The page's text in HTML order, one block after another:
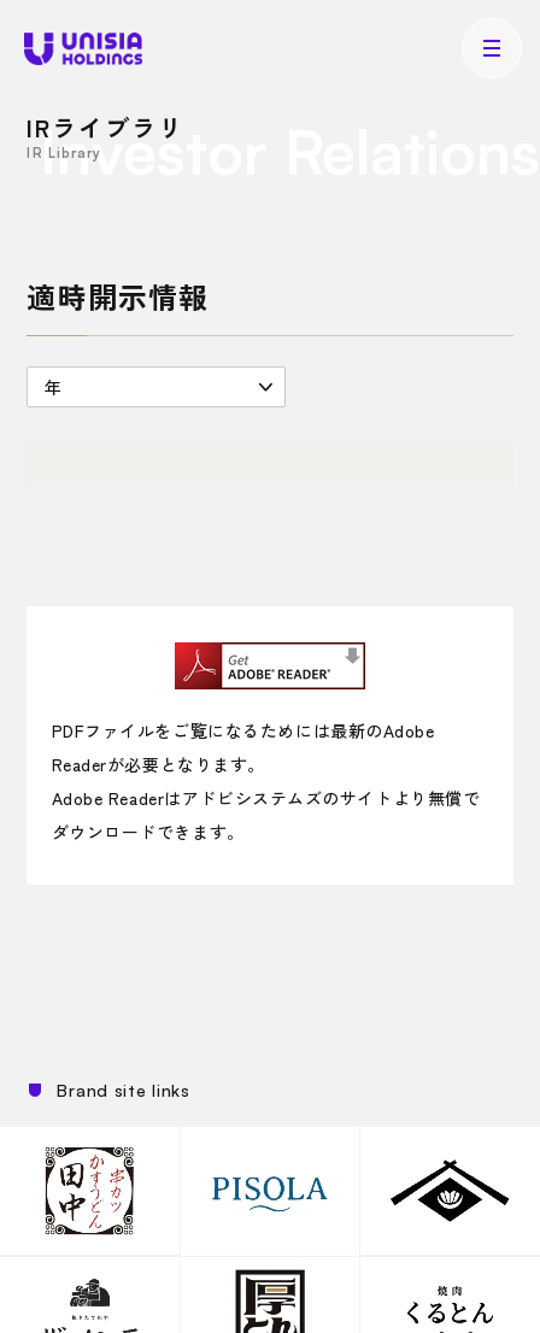
IRライブラリ
IR Library
Investor Relations
適時開示情報
PDFファイルをご覧になるためには最新のAdobe
Readerが必要となります。
Adobe Readerはアドビシステムズのサイトより無償で
ダウンロードできます。
Brand site links